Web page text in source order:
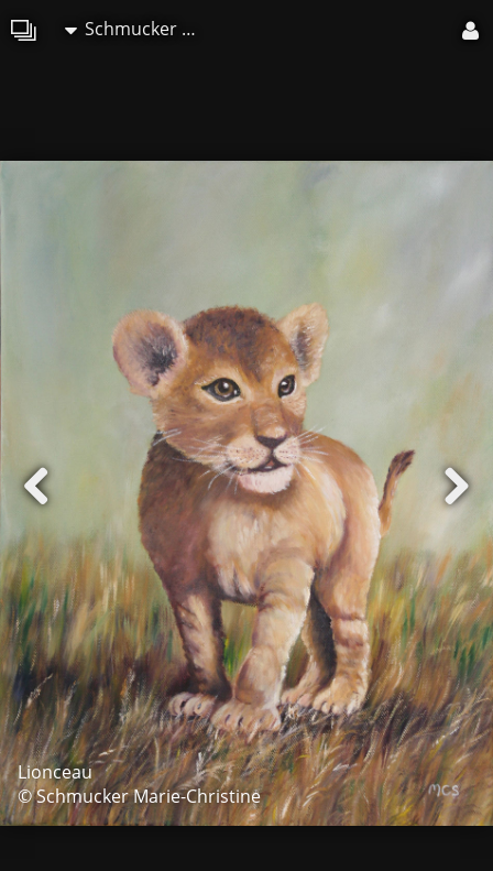
Schmucker Marie-Christine
Lionceau
© Schmucker Marie-Christine